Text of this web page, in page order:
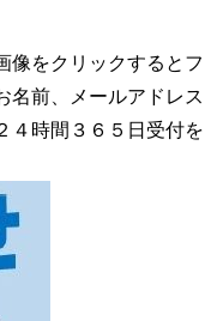
像をクリックするとフ
名前、メールアドレス
４時間３６５日受付を